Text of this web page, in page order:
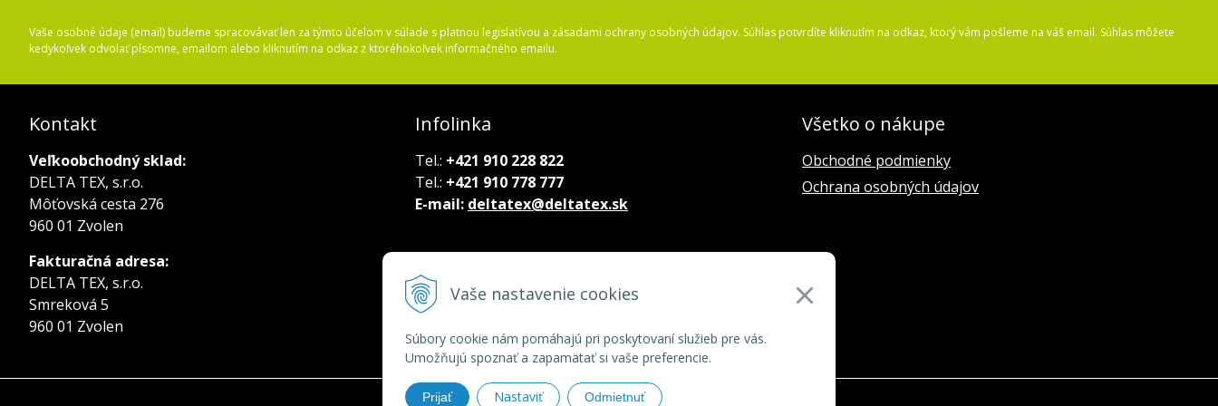
Vaše nastavenie cookies
Súbory cookie nám pomáhajú pri poskytovaní služieb pre vás.
Umožňujú spoznať a zapamätať si vaše preferencie.
Prijať Nastaviť Odmietnuť
Vaše osobné údaje (email) budeme spracovávať len za týmto účelom v súlade s platnou legislatívou a zásadami ochrany osobných údajov. Súhlas potvrdíte kliknutím na odkaz, ktorý vám pošleme na váš email. Súhlas môžete
kedykoľvek odvolať písomne, emailom alebo kliknutím na odkaz z ktoréhokoľvek informačného emailu.
Kontakt
Veľkoobchodný sklad:
DELTA TEX, s.r.o.
Môťovská cesta 276
960 01 Zvolen
Fakturačná adresa:
DELTA TEX, s.r.o.
Smreková 5
960 01 Zvolen
Infolinka
Tel.: +421 910 228 822
Tel.: +421 910 778 777
E-mail: deltatex@deltatex.sk
Všetko o nákupe
Obchodné podmienky
Ochrana osobných údajov